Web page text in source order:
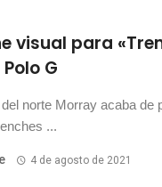
visual para
G
norte Morray acaba de
...
4 de agosto de 2021